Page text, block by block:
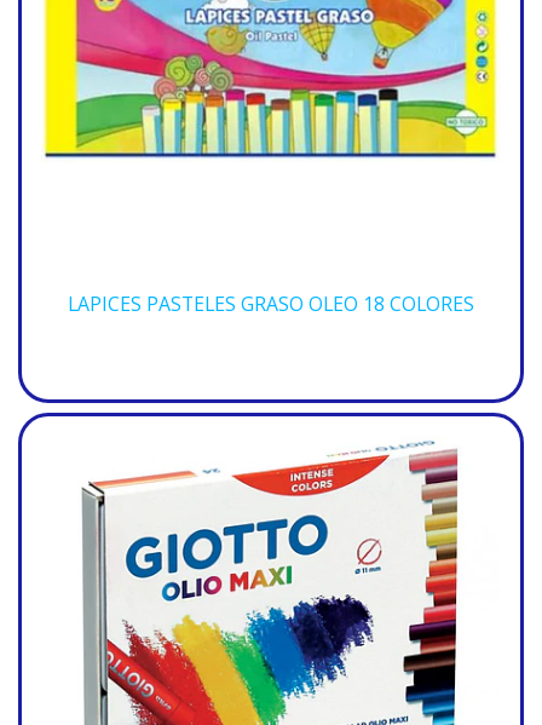
LAPICES PASTELES GRASO OLEO 18 COLORES